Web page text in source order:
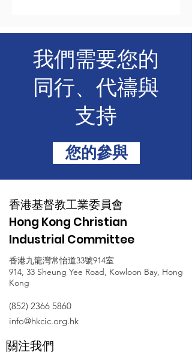
我們需要您的
同行、代禱與
支持
您的參與
香港基督教工業委員會
Hong Kong Christian
Industrial Committee
香港九龍灣常怡道33號914室
914, 33 Sheung Yee Road, Kowloon Bay, Hong
Kong
(852) 2366 5860
info@hkcic.org.hk
關注我們